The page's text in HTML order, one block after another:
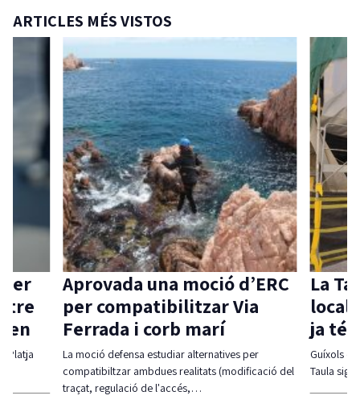
ARTICLES MÉS VISTOS
La Taula de coordinació
local pel dret a
ja té reglament aprovat
Guíxols des del Carrer aplaudeix que, per fi,
Taula sigui una realitat i insta…
moció d’ERC
Via
marí
alternatives per
realitats (modificació del